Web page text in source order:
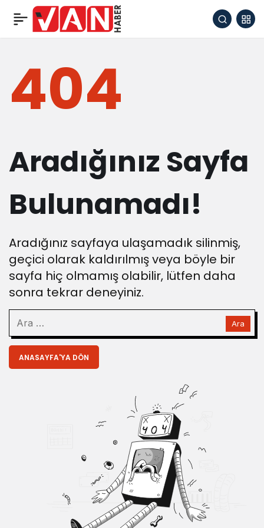
404
Aradığınız Sayfa
Bulunamadı!
Aradığınız sayfaya ulaşamadık silinmiş,
geçici olarak kaldırılmış veya böyle bir
sayfa hiç olmamış olabilir, lütfen daha
sonra tekrar deneyiniz.
ANASAYFA'YA DÖN